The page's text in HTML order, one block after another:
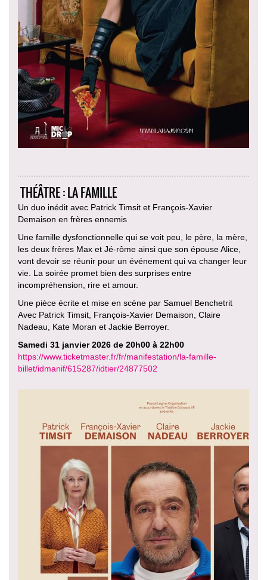
THÉÂTRE : LA FAMILLE
Un duo inédit avec Patrick Timsit et François-Xavier
Demaison en frères ennemis
Une famille dysfonctionnelle qui se voit peu, le père, la mère,
les deux frères Max et Jé-rôme ainsi que son épouse Alice,
vont devoir se réunir pour un événement qui va changer leur
vie. La soirée promet bien des surprises entre
incompréhension, rire et amour.
Une pièce écrite et mise en scène par Samuel Benchetrit
Avec Patrick Timsit, François-Xavier Demaison, Claire
Nadeau, Kate Moran et Jackie Berroyer.
Samedi 31 janvier 2026 de 20h00 à 22h00
https://www.ticketmaster.fr/fr/manifestation/la-famille-
billet/idmanif/615287/idtier/24877502